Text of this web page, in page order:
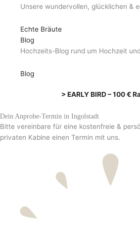
Unsere wundervollen, glücklichen &
Echte Bräute
Blog
Hochzeits-Blog rund um Hochzeit
Blog
> EARLY BIRD – 100 €
Dein Anprobe-Termin in Ingolstadt
Bitte vereinbare für eine kostenfreie &
privaten Kabine einen Termin mit uns.